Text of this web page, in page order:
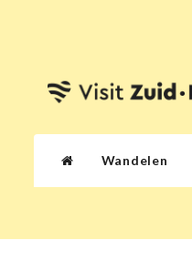
Wandelen